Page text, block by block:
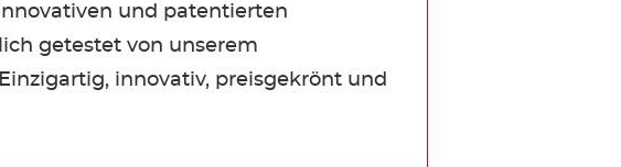
und patentierten
getestet von unserem
innovativ, preisgekrönt und